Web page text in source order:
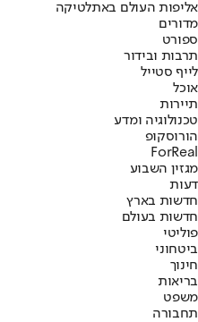
אליפות העולם באתלטיקה
מדורים
ספורט
תרבות ובידור
לייף סטייל
אוכל
תיירות
טכנולוגיה ומדע
הורוסקופ
ForReal
מגזין השבוע
דעות
חדשות בארץ
חדשות בעולם
פוליטי
ביטחוני
חינוך
בריאות
משפט
תחבורה